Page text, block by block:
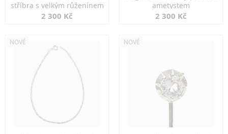
stříbra s velkým růženínem
2 300 Kč
ametystem
2 300 Kč
NOVÉ NOVÉ